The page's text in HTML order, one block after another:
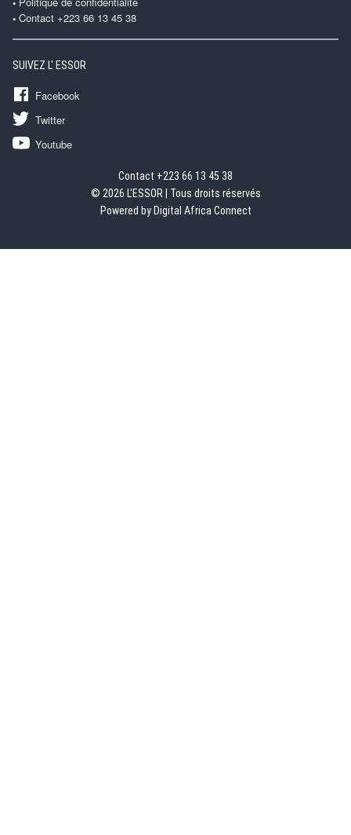
Contact +223 66 13 45 38
SUIVEZ L' ESSOR
Facebook
Twitter
Youtube
Contact +223 66 13 45 38
© 2026 L'ESSOR | Tous droits réservés
Powered by Digital Africa Connect